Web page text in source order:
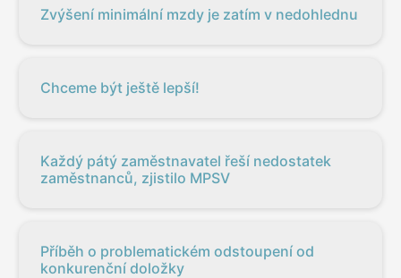
Zvýšení minimální mzdy je zatím v nedohlednu
Chceme být ještě lepší!
Každý pátý zaměstnavatel řeší nedostatek
zaměstnanců, zjistilo MPSV
Příběh o problematickém odstoupení od
konkurenční doložky